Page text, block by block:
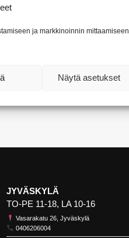
ja markkinoinnin mittaamiseen.
Näytä asetukset
JYVÄSKYLÄ
TO-PE 11-18, LA 10-16
Vasarakatu 26, Jyväskylä
0406206004